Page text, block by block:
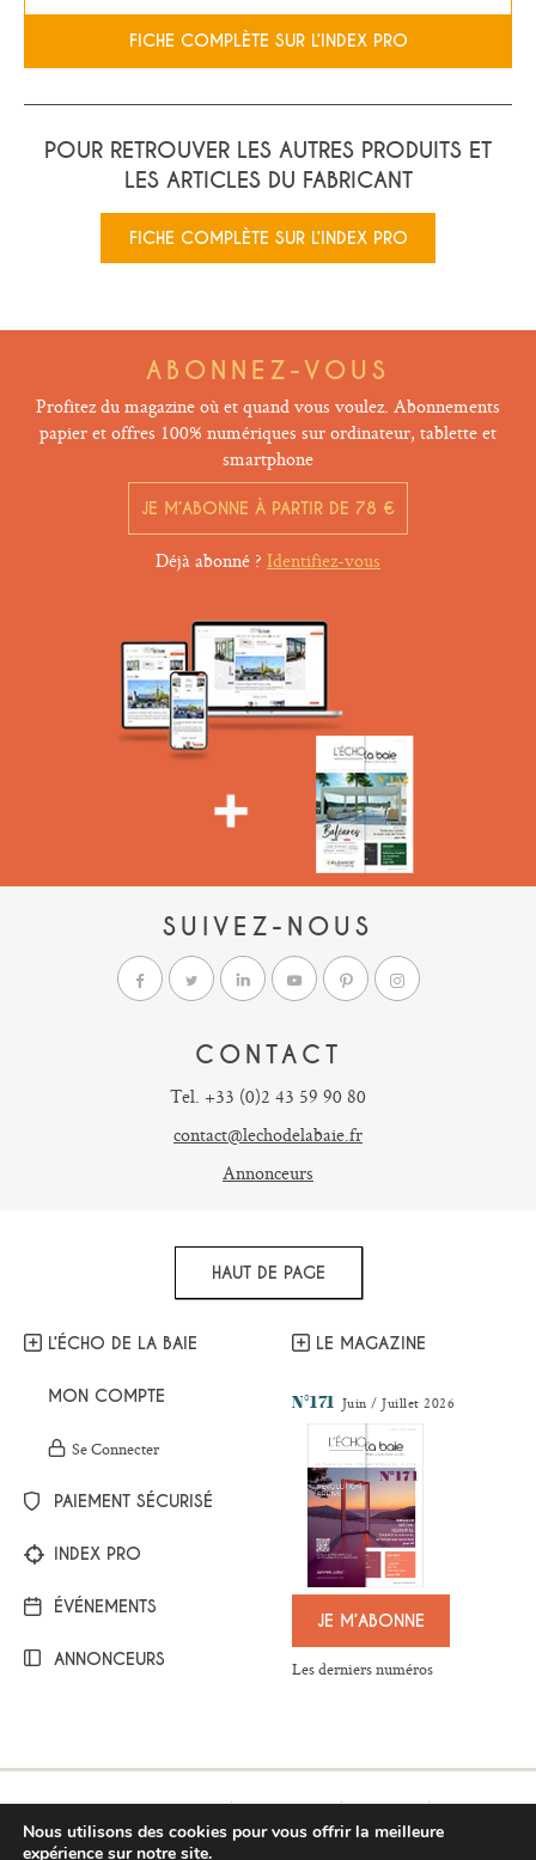
FICHE COMPLÈTE SUR L’INDEX PRO
POUR RETROUVER LES AUTRES PRODUITS ET
LES ARTICLES DU FABRICANT
FICHE COMPLÈTE SUR L’INDEX PRO
ABONNEZ-VOUS
Profitez du magazine où et quand vous voulez. Abonnements
papier et offres 100% numériques sur ordinateur, tablette et
smartphone
JE M’ABONNE À PARTIR DE 78 €
Déjà abonné ? Identifiez-vous
SUIVEZ-NOUS
CONTACT
Tel. +33 (0)2 43 59 90 80
contact@lechodelabaie.fr
Annonceurs
HAUT DE PAGE
L’ÉCHO DE LA BAIE
MON COMPTE
Se Connecter
PAIEMENT SÉCURISÉ
INDEX PRO
ÉVÉNEMENTS
ANNONCEURS
LE MAGAZINE
N°171 Juin / Juillet 2026
JE M’ABONNE
Les derniers numéros
Mentions légales Plan du site
Contact
Respect de la vie privée
Conditions générales de vente
Nous utilisons des cookies pour vous offrir la meilleure
expérience sur notre site.